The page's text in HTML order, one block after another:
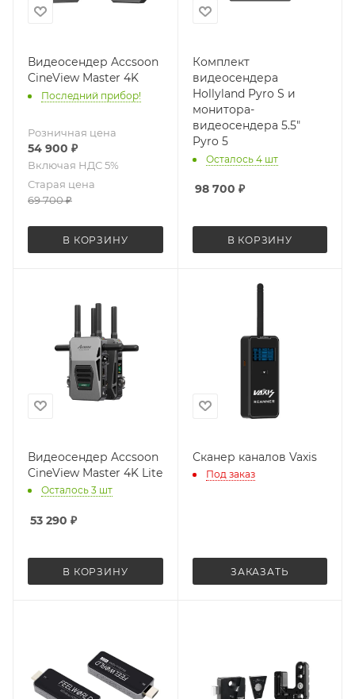
Видеосендер Accsoon
CineView Master 4K
Последний прибор!
Розничная цена
54 900 ₽
Старая цена
69 700₽
В КОРЗИНУ
Комплект
видеосендера
Hollyland Pyro S и
монитора-
видеосендера 5.5"
Pyro 5
Осталось 4 шт
98 700 ₽
В КОРЗИНУ
Видеосендер Accsoon
CineView Master 4K Lite
Осталось 3 шт
53 290 ₽
В КОРЗИНУ
Сканер каналов Vaxis
Под заказ
ЗАКАЗАТЬ